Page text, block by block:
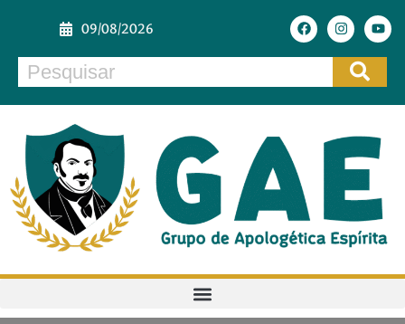
09/08/2026